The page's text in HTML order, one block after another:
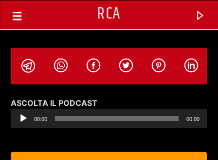
RCA
ASCOLTA IL PODCAST
Player
00:00 00:00